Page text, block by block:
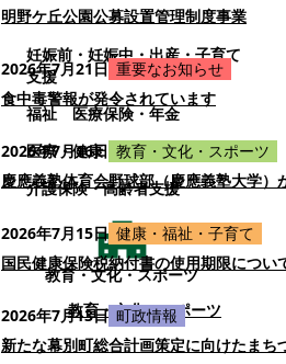
妊娠前・妊娠中・出産・子育て
支援
福祉
医療保険・年金
医療・健康
介護保険・高齢者支援
教育・文化・スポーツ
教育・文化・スポーツ
明野ケ丘公園公募設置管理制度事業
2026年7月21日 重要なお知らせ
食中毒警報が発令されています
2026年7月16日 教育・文化・スポーツ
慶應義塾体育会野球部（慶應義塾大学）
2026年7月15日 健康・福祉・子育て
国民健康保険税納付書の使用期限につい
2026年7月13日 町政情報
新たな幕別町総合計画策定に向けたまち